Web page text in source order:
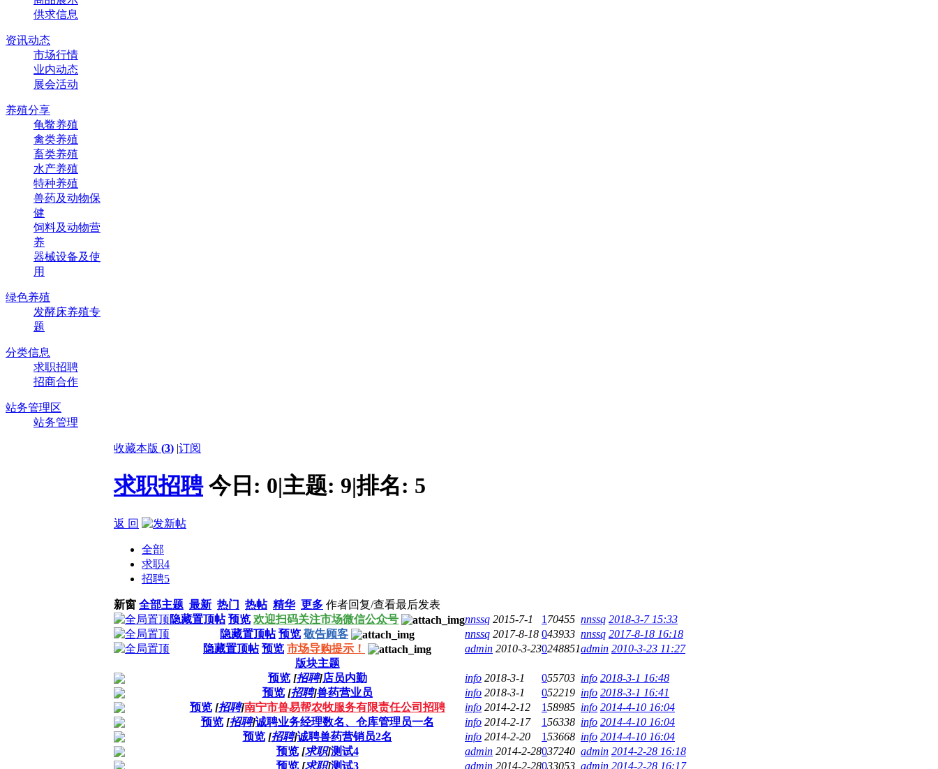
供求信息
资讯动态
市场行情
业内动态
展会活动
养殖分享
龟鳖养殖
禽类养殖
畜类养殖
水产养殖
特种养殖
兽药及动物保
健
饲料及动物营
养
器械设备及使
用
绿色养殖
发酵床养殖专
题
分类信息
求职招聘
招商合作
站务管理区
站务管理
收藏本版 (3) |订阅
求职招聘 今日: 0|主题: 9|排名: 5
返 回
全部
求职4
招聘5
新窗 全部主题 最新 热门 热帖 精华 更多 作者回复/查看最后发表
隐藏置顶帖 预览 欢迎扫码关注市场微信公众号 nnssq 2015-7-1 1 70455 nnssq 2018-3-7 15:33
隐藏置顶帖 预览 敬告顾客 nnssq 2017-8-18 043933 nnssq 2017-8-18 16:18
隐藏置顶帖 预览 市场导购提示！ admin 2010-3-230248851admin 2010-3-23 11:27
版块主题
预览 [招聘]店员内勤 info 2018-3-1 055703 info 2018-3-1 16:48
预览 [招聘]兽药营业员 info 2018-3-1 052219 info 2018-3-1 16:41
预览 [招聘]南宁市兽易帮农牧服务有限责任公司招聘 info 2014-2-12 158985 info 2014-4-10 16:04
预览 [招聘]诚聘业务经理数名、仓库管理员一名 info 2014-2-17 156338 info 2014-4-10 16:04
预览 [招聘]诚聘兽药营销员2名 info 2014-2-20 153668 info 2014-4-10 16:04
预览 [求职]测试4 admin 2014-2-28037240 admin 2014-2-28 16:18
预览 [求职]测试3 admin 2014-2-28033053 admin 2014-2-28 16:17